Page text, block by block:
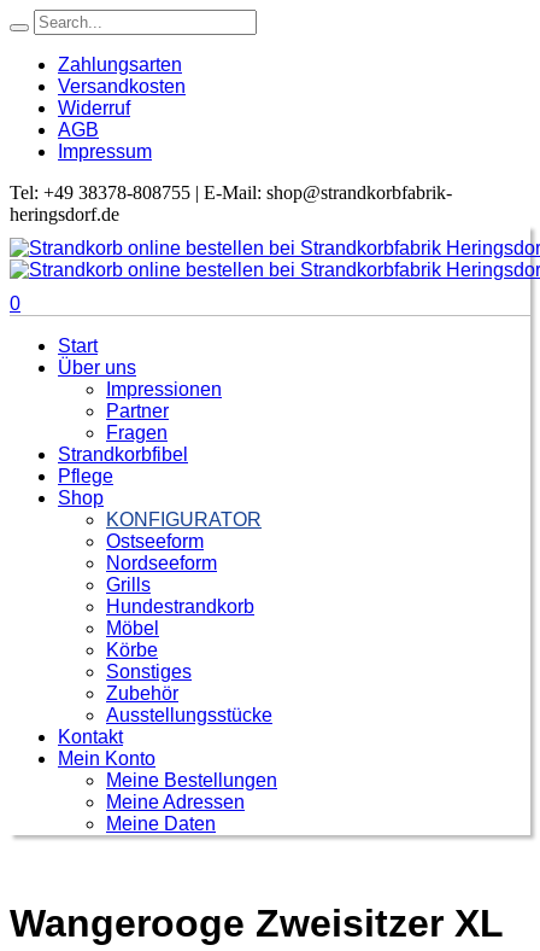
Zahlungsarten
Versandkosten
Widerruf
AGB
Impressum
Tel: +49 38378-808755 | E-Mail: shop@strandkorbfabrik-
heringsdorf.de
0
Start
Über uns
Impressionen
Partner
Fragen
Strandkorbfibel
Pflege
Shop
KONFIGURATOR
Ostseeform
Nordseeform
Grills
Hundestrandkorb
Möbel
Körbe
Sonstiges
Zubehör
Ausstellungsstücke
Kontakt
Mein Konto
Meine Bestellungen
Meine Adressen
Meine Daten
Wangerooge Zweisitzer XL